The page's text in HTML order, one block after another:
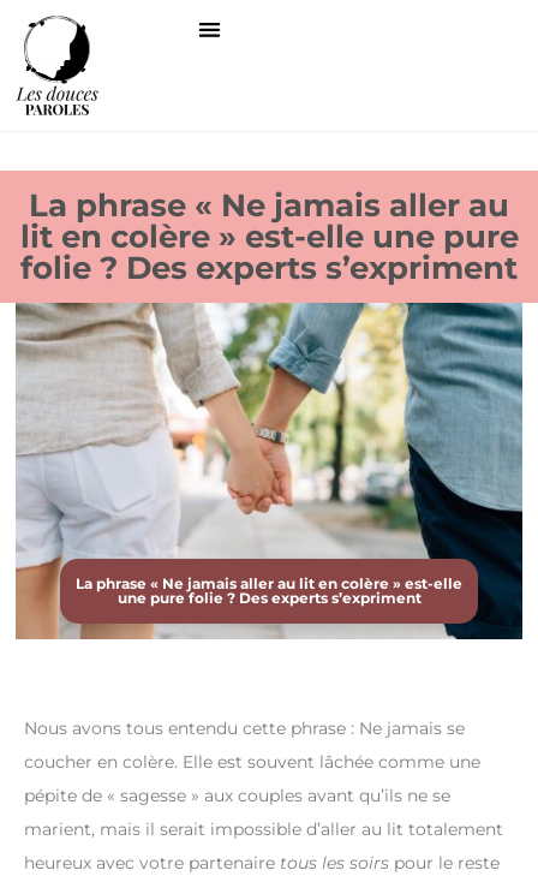
La phrase « Ne jamais aller au
lit en colère » est-elle une pure
folie ? Des experts s’expriment
La phrase « Ne jamais aller au lit en colère » est-elle
une pure folie ? Des experts s’expriment
Nous avons tous entendu cette phrase : Ne jamais se
coucher en colère. Elle est souvent lâchée comme une
pépite de « sagesse » aux couples avant qu’ils ne se
marient, mais il serait impossible d’aller au lit totalement
heureux avec votre partenaire tous les soirs pour le reste